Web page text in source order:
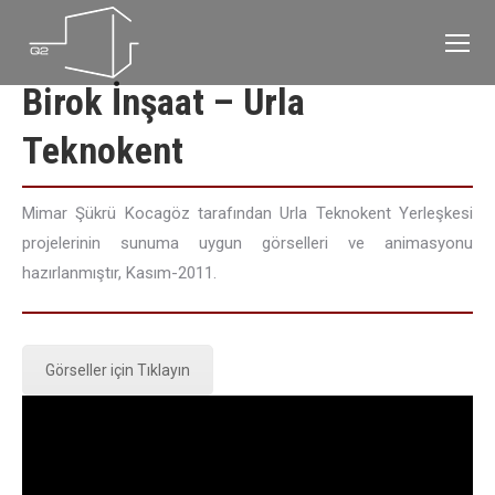
Birok İnşaat – Urla
Teknokent
Mimar Şükrü Kocagöz tarafından Urla Teknokent Yerleşkesi
projelerinin sunuma uygun görselleri ve animasyonu
hazırlanmıştır, Kasım-2011.
Görseller için Tıklayın